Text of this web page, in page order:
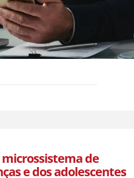
microssistema de
e dos adolescentes